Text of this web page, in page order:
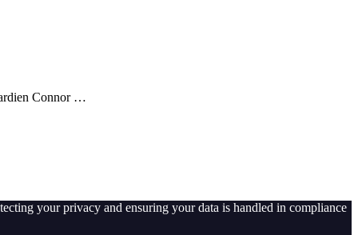
Connor …
your privacy and ensuring your data is handled in compliance